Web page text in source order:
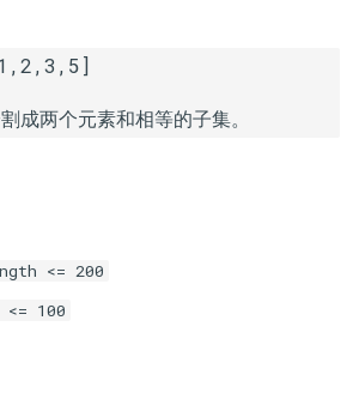
数
n 位数
组
词
位词
点
<= 200
100